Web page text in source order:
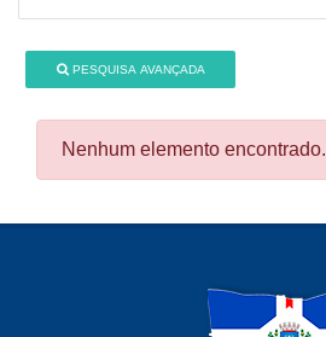
PESQUISA AVANÇADA
Nenhum elemento encontrado.